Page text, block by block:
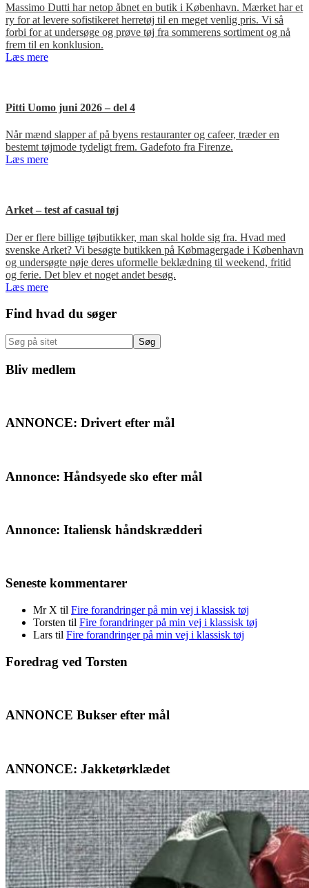
Massimo Dutti har netop åbnet en butik i København. Mærket har et
ry for at levere sofistikeret herretøj til en meget venlig pris. Vi så
forbi for at undersøge og prøve tøj fra sommerens sortiment og nå
frem til en konklusion.
Læs mere
Pitti Uomo juni 2026 – del 4
Når mænd slapper af på byens restauranter og cafeer, træder en
bestemt tøjmode tydeligt frem. Gadefoto fra Firenze.
Læs mere
Arket – test af casual tøj
Der er flere billige tøjbutikker, man skal holde sig fra. Hvad med
svenske Arket? Vi besøgte butikken på Købmagergade i København
og undersøgte nøje deres uformelle beklædning til weekend, fritid
og ferie. Det blev et noget andet besøg.
Læs mere
Primær
Sidebar
Find hvad du søger
Søg
på
sitet
Bliv medlem
ANNONCE: Drivert efter mål
Annonce: Håndsyede sko efter mål
Annonce: Italiensk håndskrædderi
Seneste kommentarer
Mr X til Fire forandringer på min vej i klassisk tøj
Torsten til Fire forandringer på min vej i klassisk tøj
Lars til Fire forandringer på min vej i klassisk tøj
Foredrag ved Torsten
ANNONCE Bukser efter mål
ANNONCE: Jakketørklædet